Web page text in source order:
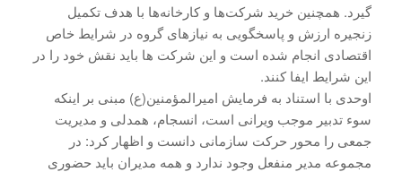
گیرد. همچنین خرید شرکت‌ها و کارخانه‌ها با هدف تکمیل
زنجیره ارزش و پاسخگویی به نیازهای گروه در شرایط خاص
اقتصادی انجام شده است و این شرکت ها باید نقش خود را در
این شرایط ایفا کنند.
اوحدی با استناد به فرمایش امیرالمؤمنین(ع) مبنی بر اینکه
سوء تدبیر موجب ویرانی است، انسجام، همدلی و مدیریت
جمعی را محور حرکت سازمانی دانست و اظهار کرد: در
مجموعه مدیر منفعل وجود ندارد و همه مدیران باید حضوری